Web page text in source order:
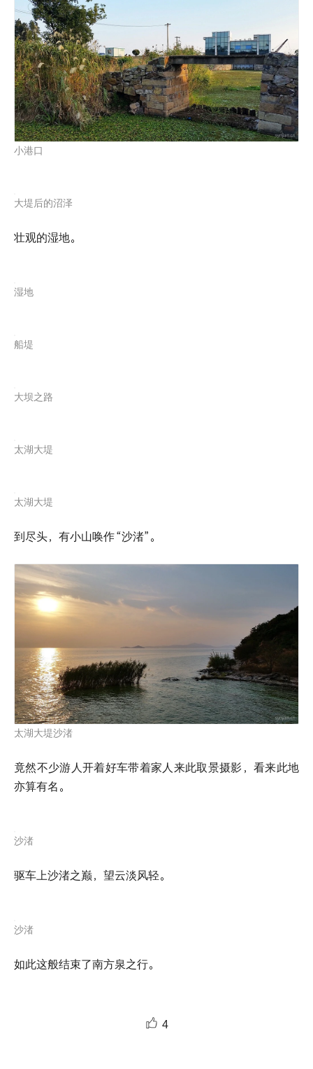
小港口
大堤后的沼泽
壮观的湿地。
湿地
船堤
大坝之路
太湖大堤
太湖大堤
到尽头，有小山唤作“沙渚”。
太湖大堤沙渚
竟然不少游人开着好车带着家人来此取景摄影，看来此地
亦算有名。
沙渚
驱车上沙渚之巅，望云淡风轻。
沙渚
如此这般结束了南方泉之行。
4